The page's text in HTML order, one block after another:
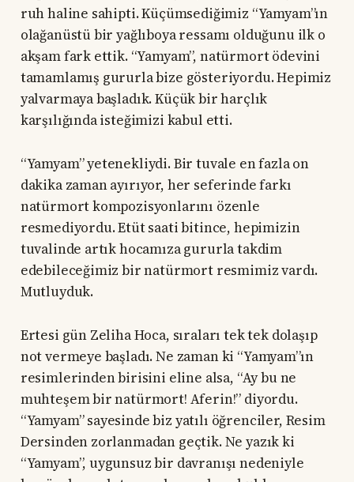
ruh haline sahipti. Küçümsediğimiz “Yamyam”ın
olağanüstü bir yağlıboya ressamı olduğunu ilk o
akşam fark ettik. “Yamyam”, natürmort ödevini
tamamlamış gururla bize gösteriyordu. Hepimiz
yalvarmaya başladık. Küçük bir harçlık
karşılığında isteğimizi kabul etti.
“Yamyam” yetenekliydi. Bir tuvale en fazla on
dakika zaman ayırıyor, her seferinde farkı
natürmort kompozisyonlarını özenle
resmediyordu. Etüt saati bitince, hepimizin
tuvalinde artık hocamıza gururla takdim
edebileceğimiz bir natürmort resmimiz vardı.
Mutluyduk.
Ertesi gün Zeliha Hoca, sıraları tek tek dolaşıp
not vermeye başladı. Ne zaman ki “Yamyam”ın
resimlerinden birisini eline alsa, “Ay bu ne
muhteşem bir natürmort! Aferin!” diyordu.
“Yamyam” sayesinde biz yatılı öğrenciler, Resim
Dersinden zorlanmadan geçtik. Ne yazık ki
“Yamyam”, uygunsuz bir davranışı nedeniyle